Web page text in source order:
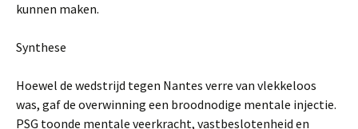
kunnen maken.
Synthese
Hoewel de wedstrijd tegen Nantes verre van vlekkeloos
was, gaf de overwinning een broodnodige mentale injectie.
PSG toonde mentale veerkracht, vastbeslotenheid en